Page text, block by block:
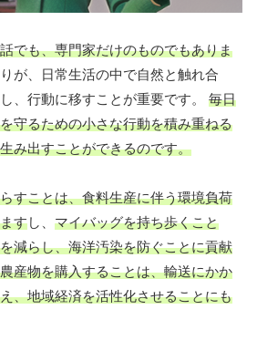
でも、専門家だけのものでもありま
が、日常生活の中で自然と触れ合
、行動に移すことが重要です。 毎日
守るための小さな行動を積み重ねる
み出すことができるのです。
すことは、食料生産に伴う環境負荷
すし、 マイバッグを持ち歩くこと
減らし、海洋汚染を防ぐことに貢献
産物を購入することは、輸送にかか
、地域経済を活性化させることにも